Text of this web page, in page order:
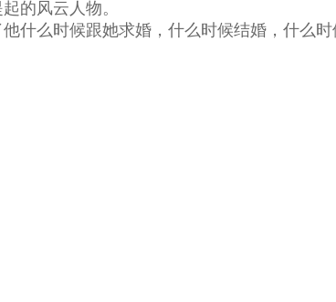
起的风云人物。
什么时候跟她求婚，什么时候结婚，什么时